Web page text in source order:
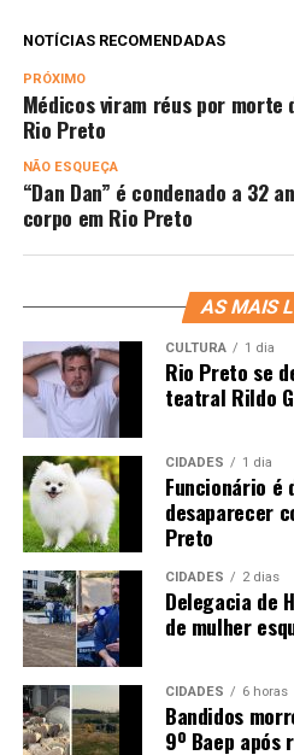
NOTÍCIAS RECOMENDADAS
PRÓXIMO
Médicos viram réus por morte
Rio Preto
NÃO ESQUEÇA
“Dan Dan” é condenado a 32
corpo em Rio Preto
AS MAIS
CULTURA 1 dia
Rio Preto se
teatral Rildo
CIDADES 1 dia
Funcionário é
desaparecer
Preto
CIDADES 2 dias
Delegacia de
de mulher
CIDADES 6 horas
Bandidos
9º Baep após